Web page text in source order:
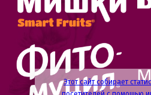
Этот сайт собирает